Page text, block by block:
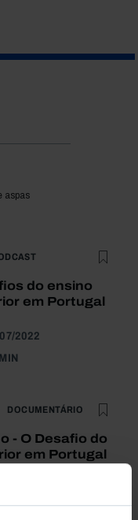
aspas
do ensino
em Portugal
2022
DOCUMENTÁRIO
- O Desafio do
em Portugal